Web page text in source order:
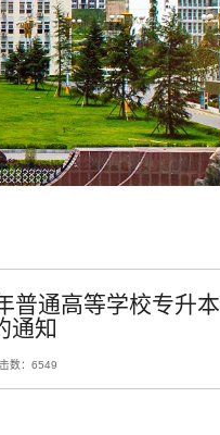
普通高等学校专升
通知
数：6549